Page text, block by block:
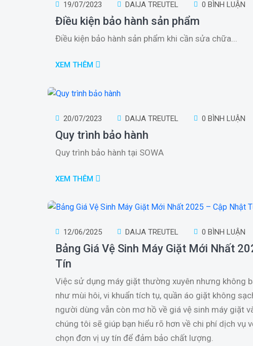
19/07/2023 DAIJA TREUTEL 0 BÌNH LUẬN
Điều kiện bảo hành sản phẩm
Điều kiện bảo hành sản phẩm khi cần sửa chữa...
XEM THÊM
20/07/2023 DAIJA TREUTEL 0 BÌNH LUẬN
Quy trình bảo hành
Quy trình bảo hành tại SOWA
XEM THÊM
12/06/2025 DAIJA TREUTEL 0 BÌNH LUẬN
Bảng Giá Vệ Sinh Máy Giặt Mới Nhất
Tín
Việc sử dụng máy giặt thường xuyên nhưng không
như mùi hôi, vi khuẩn tích tụ, quần áo giặt không
người dùng vẫn còn mơ hồ về giá vệ sinh máy giặt
chúng tôi sẽ giúp bạn hiểu rõ hơn về chi phí dịch
chọn đơn vị uy tín để đảm bảo chất lượng.